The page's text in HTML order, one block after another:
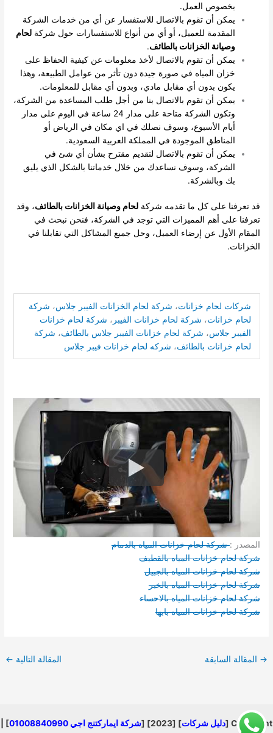
بخصوص العمل.
يمكن أن تقوم بالاتصال للاستفسار عن أي من خدمات الشركة
المقدمة للعميل، أو أي من أنواع للاستفسارات حول شركةلحام
وصيانة الخزانات بالطائف.
يمكن أن تقوم بالاتصال لأخذ معلومات عن كيفية الحفاظ على
خزان المياه في صورة جيدة دون تأثر من عوامل الطبيعة، وهذا
يكون بدون أي مقابل مادي، وبدون أي مقابل للمعلومات.
يمكن أن تقوم بالاتصال بنا من أجل طلب المساعدة من الشركة،
وتكون الشركة متاحة على مدار 24 ساعة في اليوم على مدار
أيام الأسبوع، وسوف نصلك في اي مكان في الرياض أو
المناطق الموجودة في المملكة العربية السعودية.
يمكن أن تقوم بالاتصال لتقديم مقترح بشأن أي شئ في
الشركة، وسوف نساعدك من خلال خدماتنا بالشكل الذي يليق
بك وبالشركة.
قد تعرفنا على كل ما تقدمه شركةلحام وصيانة الخزانات بالطائف، وقد
تعرفنا على أهم المميزات التي توجد في الشركة، فنحن نبحث في
المقام الأول عن إرضاء العميل، وحل جميع المشاكل التي تقابلنا في
الخزانات.
شركات لحام خزانات، شركة لحام الخزانات الفيبر جلاس، شركة
لحام خزانات، شركة لحام خزانات الفيبر ، شركة لحام خزانات
الفيبر جلاس، شركة لحام خزانات الفيبر جلاس بالطائف، شركة
لحام خزانات بالطائف، شركه لحام خزانات فيبر جلاس
المصدر :شركة لحام خزانات المياه بالدمام
شركة لحام خزانات المياه بالقطيف
شركة لحام خزانات المياه بالجبيل
شركة لحام خزانات المياه بالخبر
شركة لحام خزانات المياه بالاحساء
شركة لحام خزانات المياه بابها
→ المقالة السابقة المقالة التالية ←
Copyright [ دليل شركات] [2023] [ شركة ايماركتنج اجي 01008840990
] |